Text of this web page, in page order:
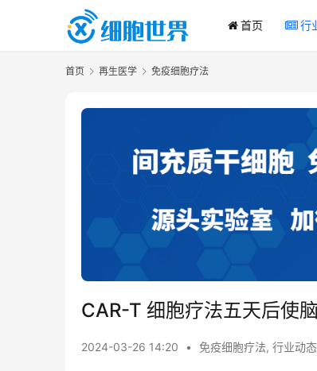
首页 行
首页 再生医学 免疫细胞疗法
CAR-T 细胞疗法五天后使
2024-03-26 14:20 • 免疫细胞疗法, 行业动态